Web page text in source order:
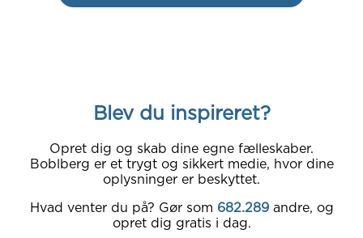
Blev du inspireret?
Opret dig og skab dine egne fælleskaber.
Boblberg er et trygt og sikkert medie, hvor dine
oplysninger er beskyttet.
Hvad venter du på? Gør som 682.289 andre, og
opret dig gratis i dag.